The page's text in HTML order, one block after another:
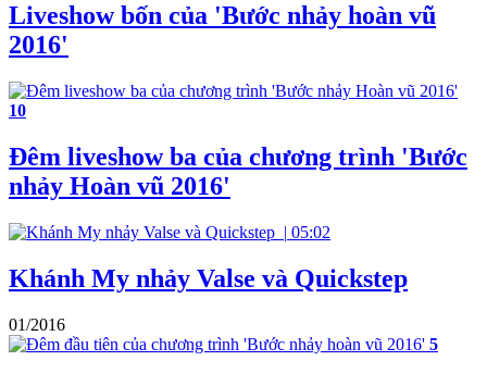
Liveshow bốn của 'Bước nhảy hoàn vũ
2016'
10
Đêm liveshow ba của chương trình 'Bước
nhảy Hoàn vũ 2016'
| 05:02
Khánh My nhảy Valse và Quickstep
01/2016
5